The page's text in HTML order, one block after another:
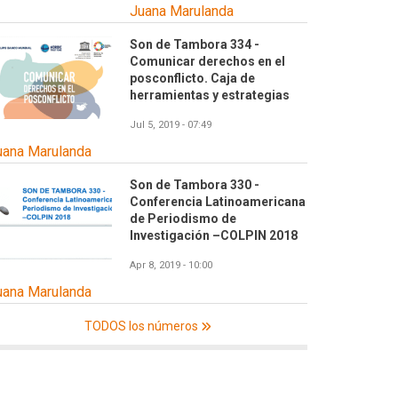
Juana Marulanda
Son de Tambora 334 -
Comunicar derechos en el
posconflicto. Caja de
herramientas y estrategias
Jul 5, 2019 - 07:49
Marulanda
Son de Tambora 330 -
Conferencia Latinoamericana
de Periodismo de
Investigación –COLPIN 2018
Apr 8, 2019 - 10:00
Marulanda
TODOS los números